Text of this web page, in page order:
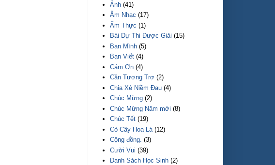
Ảnh (41)
Âm Nhạc (17)
Ẩm Thực (1)
Bài Dự Thi Được Giải (15)
Bạn Mình (5)
Bạn Viết (4)
Cám Ơn (4)
Cần Tương Trợ (2)
Chia Xẻ Niềm Đau (4)
Chúc Mừng (2)
Chúc Mừng Năm mới (8)
Chúc Tết (19)
Cỏ Cây Hoa Lá (12)
Cộng đồng. (3)
Cười Vui (39)
Danh Sách Học Sinh (2)